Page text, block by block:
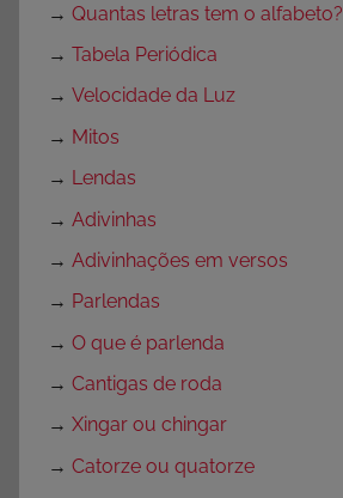
→ Quantas letras tem o alfabeto?
→ Tabela Periódica
→ Velocidade da Luz
→ Mitos
→ Lendas
→ Adivinhas
→ Adivinhações em versos
→ Parlendas
→ O que é parlenda
→ Cantigas de roda
→ Xingar ou chingar
→ Catorze ou quatorze